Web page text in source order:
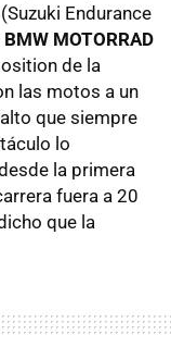
(Suzuki Endurance
BMW MOTORRAD
de la
las motos a un
que siempre
lo
la primera
fuera a 20
que la